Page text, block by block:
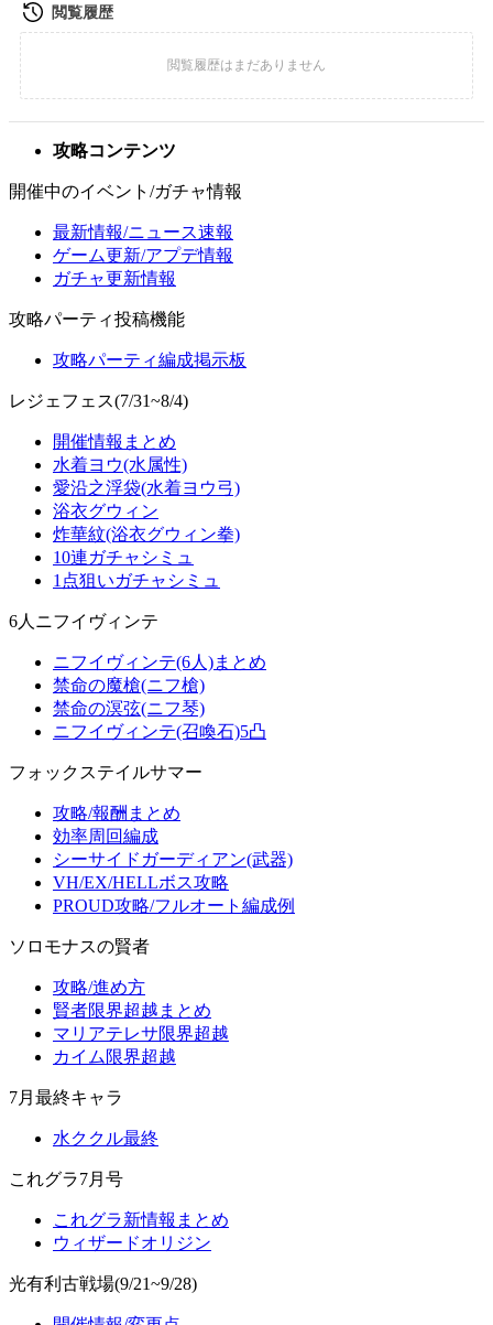
攻略コンテンツ
開催中のイベント/ガチャ情報
最新情報/ニュース速報
ゲーム更新/アプデ情報
ガチャ更新情報
攻略パーティ投稿機能
攻略パーティ編成掲示板
レジェフェス(7/31~8/4)
開催情報まとめ
水着ヨウ(水属性)
愛沿之浮袋(水着ヨウ弓)
浴衣グウィン
炸華紋(浴衣グウィン拳)
10連ガチャシミュ
1点狙いガチャシミュ
6人ニフイヴィンテ
ニフイヴィンテ(6人)まとめ
禁命の魔槍(ニフ槍)
禁命の溟弦(ニフ琴)
ニフイヴィンテ(召喚石)5凸
フォックステイルサマー
攻略/報酬まとめ
効率周回編成
シーサイドガーディアン(武器)
VH/EX/HELLボス攻略
PROUD攻略/フルオート編成例
ソロモナスの賢者
攻略/進め方
賢者限界超越まとめ
マリアテレサ限界超越
カイム限界超越
7月最終キャラ
水ククル最終
これグラ7月号
これグラ新情報まとめ
ウィザードオリジン
光有利古戦場(9/21~9/28)